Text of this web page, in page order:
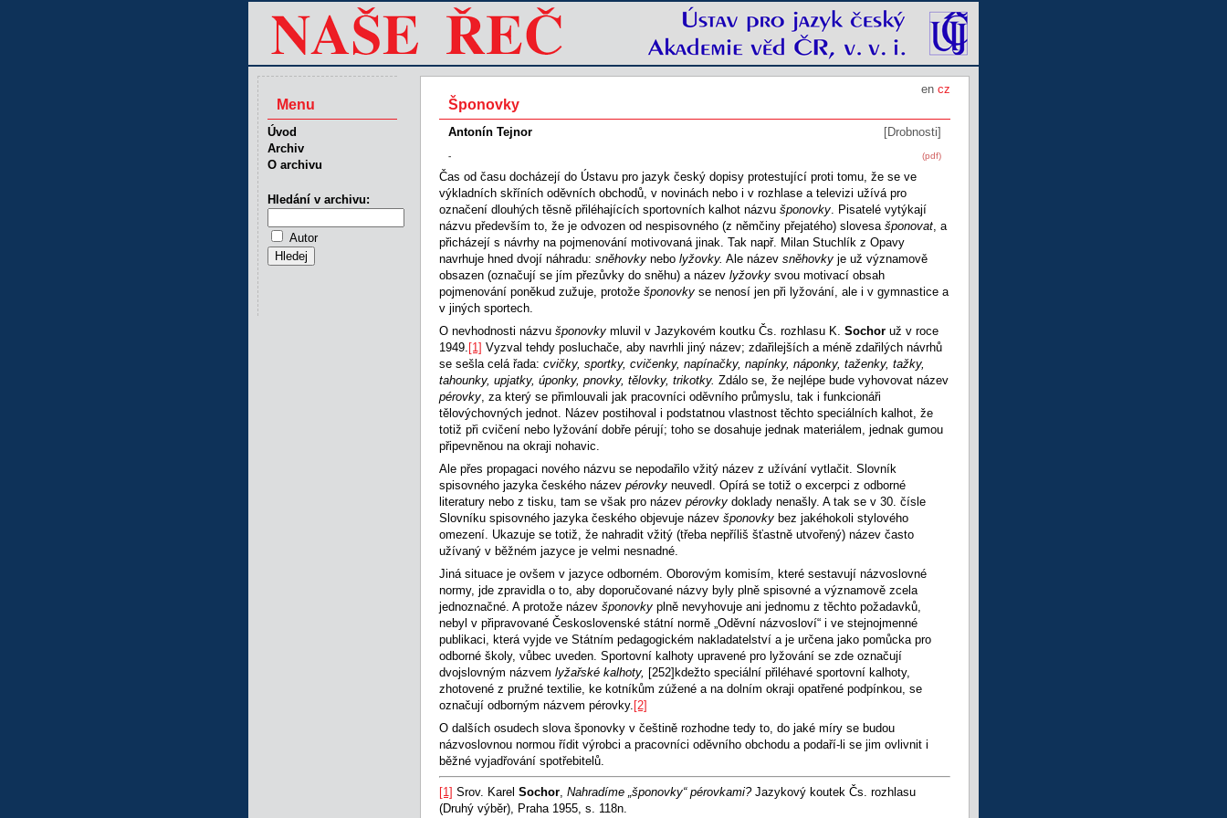
en cz
Šponovky
Antonín Tejnor [Drobnosti]
(pdf)
-
Čas od času docházejí do Ústavu pro jazyk český dopisy protestující proti tomu, že se ve
výkladních skříních oděvních obchodů, v novinách nebo i v rozhlase a televizi užívá pro
označení dlouhých těsně přiléhajících sportovních kalhot názvu šponovky. Pisatelé vytýkají
názvu především to, že je odvozen od nespisovného (z němčiny přejatého) slovesa šponovat, a
přicházejí s návrhy na pojmenování motivovaná jinak. Tak např. Milan Stuchlík z Opavy
navrhuje hned dvojí náhradu: sněhovky nebo lyžovky. Ale název sněhovky je už významově
obsazen (označují se jím přezůvky do sněhu) a název lyžovky svou motivací obsah
pojmenování poněkud zužuje, protože šponovky se nenosí jen při lyžování, ale i v gymnastice a
v jiných sportech.
O nevhodnosti názvu šponovky mluvil v Jazykovém koutku Čs. rozhlasu K. Sochor už v roce
1949. [1] Vyzval tehdy posluchače, aby navrhli jiný název; zdařilejších a méně zdařilých návrhů
se sešla celá řada: cvičky, sportky, cvičenky, napínačky, napínky, náponky, taženky, tažky,
tahounky, upjatky, úponky, pnovky, tělovky, trikotky. Zdálo se, že nejlépe bude vyhovovat název
pérovky, za který se přimlouvali jak pracovníci oděvního průmyslu, tak i funkcionáři
tělovýchovných jednot. Název postihoval i podstatnou vlastnost těchto speciálních kalhot, že
totiž při cvičení nebo lyžování dobře pérují; toho se dosahuje jednak materiálem, jednak gumou
připevněnou na okraji nohavic.
Ale přes propagaci nového názvu se nepodařilo vžitý název z užívání vytlačit. Slovník
spisovného jazyka českého název pérovky neuvedl. Opírá se totiž o excerpci z odborné
literatury nebo z tisku, tam se však pro název pérovky doklady nenašly. A tak se v 30. čísle
Slovníku spisovného jazyka českého objevuje název šponovky bez jakéhokoli stylového
omezení. Ukazuje se totiž, že nahradit vžitý (třeba nepříliš šťastně utvořený) název často
užívaný v běžném jazyce je velmi nesnadné.
Jiná situace je ovšem v jazyce odborném. Oborovým komisím, které sestavují názvoslovné
normy, jde zpravidla o to, aby doporučované názvy byly plně spisovné a významově zcela
jednoznačné. A protože název šponovky plně nevyhovuje ani jednomu z těchto požadavků,
nebyl v připravované Československé státní normě „Oděvní názvosloví“ i ve stejnojmenné
publikaci, která vyjde ve Státním pedagogickém nakladatelství a je určena jako pomůcka pro
odborné školy, vůbec uveden. Sportovní kalhoty upravené pro lyžování se zde označují
dvojslovným názvem lyžařské kalhoty, [252]kdežto speciální přiléhavé sportovní kalhoty,
zhotovené z pružné textilie, ke kotníkům zúžené a na dolním okraji opatřené podpínkou, se
označují odborným názvem pérovky. [2]
O dalších osudech slova šponovky v češtině rozhodne tedy to, do jaké míry se budou
názvoslovnou normou řídit výrobci a pracovníci oděvního obchodu a podaří-li se jim ovlivnit i
běžné vyjadřování spotřebitelů.
[1] Srov. Karel Sochor Nahradíme „šponovky“ pérovkami?Jazykový koutek Čs. rozhlasu
(Druhý výběr), Praha 1955, s. 118n.
Menu
Úvod
Archiv
O archivu
Hledání v archivu:
Autor